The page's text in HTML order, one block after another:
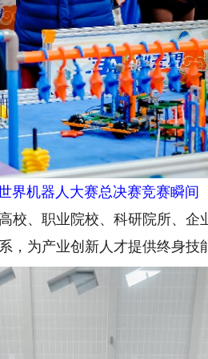
界机器人大赛总决赛竞赛瞬间
、职业院校、科研院所、企
，为产业创新人才提供终身技